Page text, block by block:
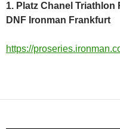
1. Platz Chanel Triathlon
DNF Ironman Frankfurt
https://